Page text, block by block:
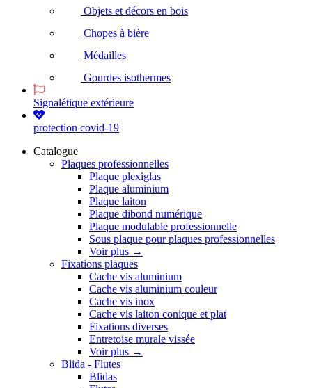
Objets et décors en bois
Chopes à bière
Médailles
Gourdes isothermes
Signalétique extérieure
protection covid-19
Catalogue
Plaques professionnelles
Plaque plexiglas
Plaque aluminium
Plaque laiton
Plaque dibond numérique
Plaque modulable professionnelle
Sous plaque pour plaques professionnelles
Voir plus →
Fixations plaques
Cache vis aluminium
Cache vis aluminium couleur
Cache vis inox
Cache vis laiton conique et plat
Fixations diverses
Entretoise murale vissée
Voir plus →
Blida - Flutes
Blidas